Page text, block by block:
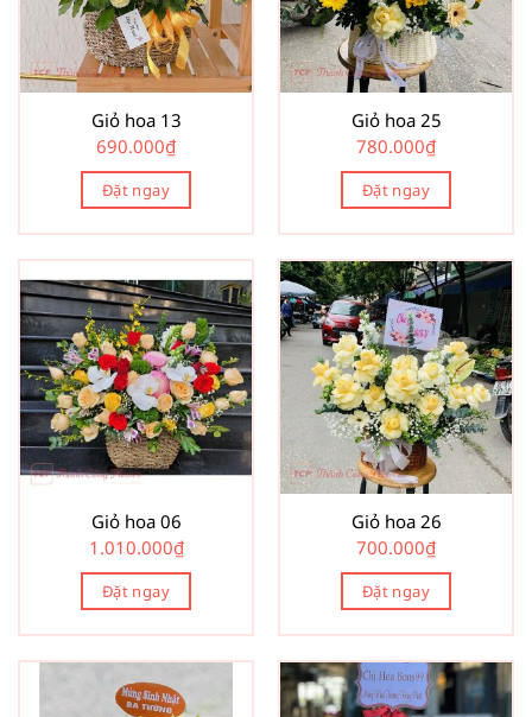
Giỏ hoa 13
690.000₫
Đặt ngay
Giỏ hoa 25
780.000₫
Đặt ngay
Giỏ hoa 06
1.010.000₫
Đặt ngay
Giỏ hoa 26
700.000₫
Đặt ngay